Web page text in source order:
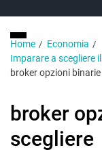
Home
Economia
Imparare a scegliere
broker opzioni
broker
scegliere